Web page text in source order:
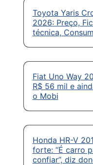
Toyota Yaris
2026: Preço,
técnica,
Fiat Uno Way
R$ 56 mil e
o Mobi
Honda HR-V
forte: “É carro
confiar”, diz